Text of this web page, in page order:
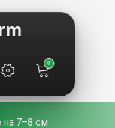
0
7–8 см